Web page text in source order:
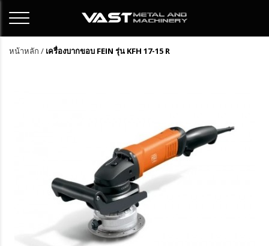
หน้าหลัก / เครื่องบากขอบ FEIN รุ่น KFH 17-15 R